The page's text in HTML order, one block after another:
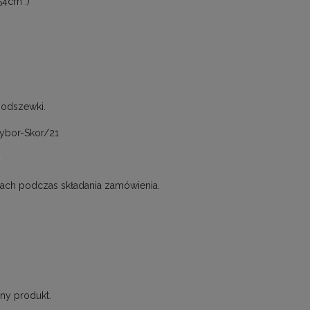
Skor/21
podczas składania zamówienia.
produkt.